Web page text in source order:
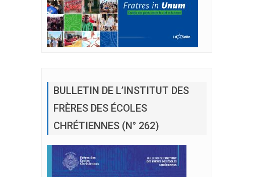
BULLETIN DE L’INSTITUT DES
FRÈRES DES ÉCOLES
CHRÉTIENNES (N° 262)